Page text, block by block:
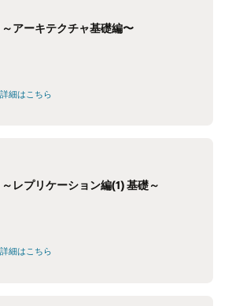
アーキテクチャ基礎編〜
詳細はこちら
レプリケーション編(1) 基礎～
詳細はこちら